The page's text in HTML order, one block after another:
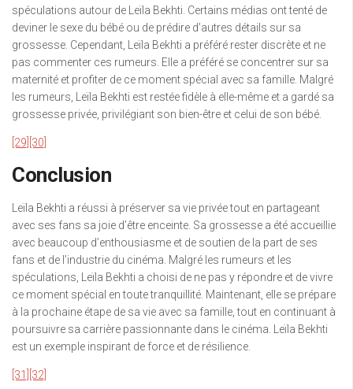
spéculations autour de Leïla Bekhti. Certains médias ont tenté de
deviner le sexe du bébé ou de prédire d’autres détails sur sa
grossesse. Cependant, Leïla Bekhti a préféré rester discrète et ne
pas commenter ces rumeurs. Elle a préféré se concentrer sur sa
maternité et profiter de ce moment spécial avec sa famille. Malgré
les rumeurs, Leïla Bekhti est restée fidèle à elle-même et a gardé sa
grossesse privée, privilégiant son bien-être et celui de son bébé.
[29] [30]
Conclusion
Leïla Bekhti a réussi à préserver sa vie privée tout en partageant
avec ses fans sa joie d’être enceinte. Sa grossesse a été accueillie
avec beaucoup d’enthousiasme et de soutien de la part de ses
fans et de l’industrie du cinéma. Malgré les rumeurs et les
spéculations, Leïla Bekhti a choisi de ne pas y répondre et de vivre
ce moment spécial en toute tranquillité. Maintenant, elle se prépare
à la prochaine étape de sa vie avec sa famille, tout en continuant à
poursuivre sa carrière passionnante dans le cinéma. Leïla Bekhti
est un exemple inspirant de force et de résilience.
[31] [32]